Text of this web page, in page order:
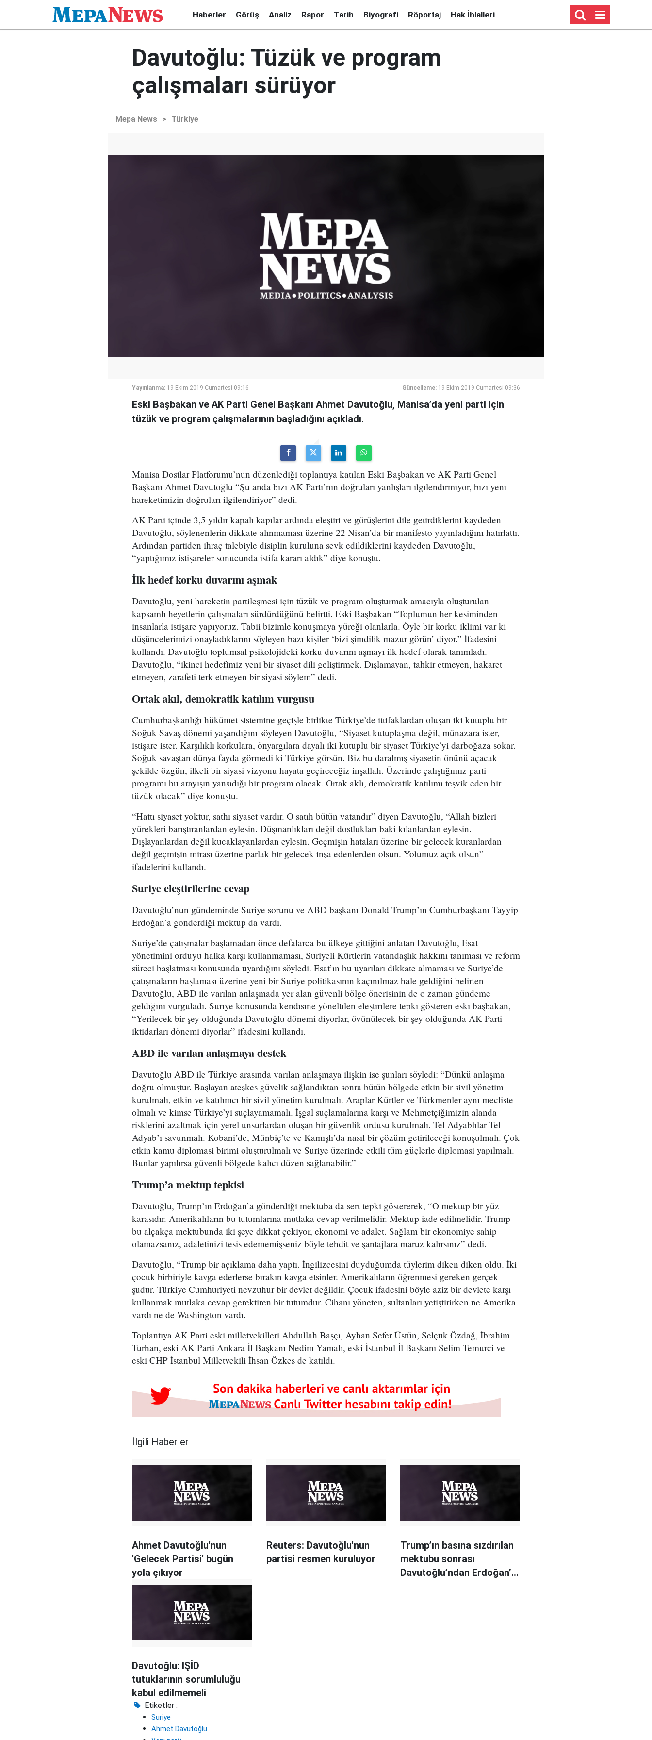
Haberler Görüş Analiz Rapor Tarih Biyografi Röportaj Hak İhlalleri
Davutoğlu: Tüzük ve program
çalışmaları sürüyor
Mepa News > Türkiye
Yayınlanma: 19 Ekim 2019 Cumartesi 09:16 Güncelleme: 19 Ekim 2019 Cumartesi 09:36
Eski Başbakan ve AK Parti Genel Başkanı Ahmet Davutoğlu, Manisa’da yeni parti için
tüzük ve program çalışmalarının başladığını açıkladı.
Manisa Dostlar Platforumu’nun düzenlediği toplantıya katılan Eski Başbakan ve AK Parti Genel
Başkanı Ahmet Davutoğlu “Şu anda bizi AK Parti’nin doğruları yanlışları ilgilendirmiyor, bizi yeni
hareketimizin doğruları ilgilendiriyor” dedi.
AK Parti içinde 3,5 yıldır kapalı kapılar ardında eleştiri ve görüşlerini dile getirdiklerini kaydeden
Davutoğlu, söylenenlerin dikkate alınmaması üzerine 22 Nisan’da bir manifesto yayınladığını hatırlattı.
Ardından partiden ihraç talebiyle disiplin kuruluna sevk edildiklerini kaydeden Davutoğlu,
“yaptığımız istişareler sonucunda istifa kararı aldık” diye konuştu.
İlk hedef korku duvarını aşmak
Davutoğlu, yeni hareketin partileşmesi için tüzük ve program oluşturmak amacıyla oluşturulan
kapsamlı heyetlerin çalışmaları sürdürdüğünü belirtti. Eski Başbakan “Toplumun her kesiminden
insanlarla istişare yapıyoruz. Tabii bizimle konuşmaya yüreği olanlarla. Öyle bir korku iklimi var ki
düşüncelerimizi onayladıklarını söyleyen bazı kişiler ‘bizi şimdilik mazur görün’ diyor.” İfadesini
kullandı. Davutoğlu toplumsal psikolojideki korku duvarını aşmayı ilk hedef olarak tanımladı.
Davutoğlu, “ikinci hedefimiz yeni bir siyaset dili geliştirmek. Dışlamayan, tahkir etmeyen, hakaret
etmeyen, zarafeti terk etmeyen bir siyasi söylem” dedi.
Ortak akıl, demokratik katılım vurgusu
Cumhurbaşkanlığı hükümet sistemine geçişle birlikte Türkiye’de ittifaklardan oluşan iki kutuplu bir
Soğuk Savaş dönemi yaşandığını söyleyen Davutoğlu, “Siyaset kutuplaşma değil, münazara ister,
istişare ister. Karşılıklı korkulara, önyargılara dayalı iki kutuplu bir siyaset Türkiye’yi darboğaza sokar.
Soğuk savaştan dünya fayda görmedi ki Türkiye görsün. Biz bu daralmış siyasetin önünü açacak
şekilde özgün, ilkeli bir siyasi vizyonu hayata geçireceğiz inşallah. Üzerinde çalıştığımız parti
programı bu arayışın yansıdığı bir program olacak. Ortak aklı, demokratik katılımı teşvik eden bir
tüzük olacak” diye konuştu.
“Hattı siyaset yoktur, sathı siyaset vardır. O satıh bütün vatandır” diyen Davutoğlu, “Allah bizleri
yürekleri barıştıranlardan eylesin. Düşmanlıkları değil dostlukları baki kılanlardan eylesin.
Dışlayanlardan değil kucaklayanlardan eylesin. Geçmişin hataları üzerine bir gelecek kuranlardan
değil geçmişin mirası üzerine parlak bir gelecek inşa edenlerden olsun. Yolumuz açık olsun”
ifadelerini kullandı.
Suriye eleştirilerine cevap
Davutoğlu’nun gündeminde Suriye sorunu ve ABD başkanı Donald Trump’ın Cumhurbaşkanı Tayyip
Erdoğan’a gönderdiği mektup da vardı.
Suriye’de çatışmalar başlamadan önce defalarca bu ülkeye gittiğini anlatan Davutoğlu, Esat
yönetimini orduyu halka karşı kullanmaması, Suriyeli Kürtlerin vatandaşlık hakkını tanıması ve reform
süreci başlatması konusunda uyardığını söyledi. Esat’ın bu uyarıları dikkate almaması ve Suriye’de
çatışmaların başlaması üzerine yeni bir Suriye politikasının kaçınılmaz hale geldiğini belirten
Davutoğlu, ABD ile varılan anlaşmada yer alan güvenli bölge önerisinin de o zaman gündeme
geldiğini vurguladı. Suriye konusunda kendisine yöneltilen eleştirilere tepki gösteren eski başbakan,
“Yerilecek bir şey olduğunda Davutoğlu dönemi diyorlar, övünülecek bir şey olduğunda AK Parti
iktidarları dönemi diyorlar” ifadesini kullandı.
ABD ile varılan anlaşmaya destek
Davutoğlu ABD ile Türkiye arasında varılan anlaşmaya ilişkin ise şunları söyledi: “Dünkü anlaşma
doğru olmuştur. Başlayan ateşkes güvelik sağlandıktan sonra bütün bölgede etkin bir sivil yönetim
kurulmalı, etkin ve katılımcı bir sivil yönetim kurulmalı. Araplar Kürtler ve Türkmenler aynı mecliste
olmalı ve kimse Türkiye’yi suçlayamamalı. İşgal suçlamalarına karşı ve Mehmetçiğimizin alanda
risklerini azaltmak için yerel unsurlardan oluşan bir güvenlik ordusu kurulmalı. Tel Adyablılar Tel
Adyab’ı savunmalı. Kobani’de, Münbiç’te ve Kamışlı’da nasıl bir çözüm getirileceği konuşulmalı. Çok
etkin kamu diplomasi birimi oluşturulmalı ve Suriye üzerinde etkili tüm güçlerle diplomasi yapılmalı.
Bunlar yapılırsa güvenli bölgede kalıcı düzen sağlanabilir.”
Trump’a mektup tepkisi
Davutoğlu, Trump’ın Erdoğan’a gönderdiği mektuba da sert tepki göstererek, “O mektup bir yüz
karasıdır. Amerikalıların bu tutumlarına mutlaka cevap verilmelidir. Mektup iade edilmelidir. Trump
bu alçakça mektubunda iki şeye dikkat çekiyor, ekonomi ve adalet. Sağlam bir ekonomiye sahip
olamazsanız, adaletinizi tesis edememişseniz böyle tehdit ve şantajlara maruz kalırsınız” dedi.
Davutoğlu, “Trump bir açıklama daha yaptı. İngilizcesini duyduğumda tüylerim diken diken oldu. İki
çocuk birbiriyle kavga ederlerse bırakın kavga etsinler. Amerikalıların öğrenmesi gereken gerçek
şudur. Türkiye Cumhuriyeti nevzuhur bir devlet değildir. Çocuk ifadesini böyle aziz bir devlete karşı
kullanmak mutlaka cevap gerektiren bir tutumdur. Cihanı yöneten, sultanları yetiştirirken ne Amerika
vardı ne de Washington vardı.
Toplantıya AK Parti eski milletvekilleri Abdullah Başçı, Ayhan Sefer Üstün, Selçuk Özdağ, İbrahim
Turhan, eski AK Parti Ankara İl Başkanı Nedim Yamalı, eski İstanbul İl Başkanı Selim Temurci ve
eski CHP İstanbul Milletvekili İhsan Özkes de katıldı.
İlgili Haberler
Ahmet Davutoğlu'nun
'Gelecek Partisi' bugün
yola çıkıyor
Reuters: Davutoğlu'nun
partisi resmen kuruluyor
Trump’ın basına sızdırılan
mektubu sonrası
Davutoğlu’ndan Erdoğan’a
Davutoğlu: IŞİD
tutuklarının sorumluluğu
kabul edilmemeli
Etiketler :
Suriye
Ahmet Davutoğlu